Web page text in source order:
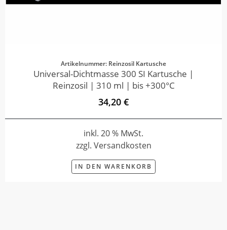
Artikelnummer: Reinzosil Kartusche
Universal-Dichtmasse 300 SI Kartusche |
Reinzosil | 310 ml | bis +300°C
34,20 €
inkl. 20 % MwSt.
zzgl. Versandkosten
IN DEN WARENKORB